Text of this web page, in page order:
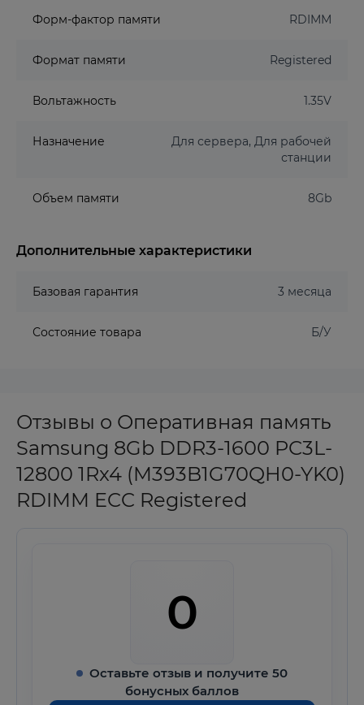
Форм-фактор памяти RDIMM
Формат памяти Registered
Вольтажность 1.35V
Назначение
Для сервера, Для рабочей
станции
Объем памяти 8Gb
Дополнительные характеристики
Базовая гарантия 3 месяца
Состояние товара Б/У
Отзывы о Оперативная память
Samsung 8Gb DDR3-1600 PC3L-
12800 1Rx4 (M393B1G70QH0-YK0)
RDIMM ECC Registered
0
Оставьте отзыв и получите 50
бонусных баллов